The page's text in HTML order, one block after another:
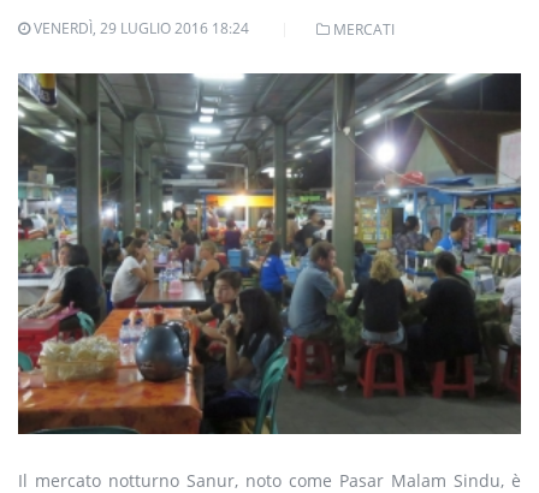
VENERDÌ, 29 LUGLIO 2016 18:24 MERCATI
Il mercato notturno Sanur, noto come Pasar Malam Sindu, è